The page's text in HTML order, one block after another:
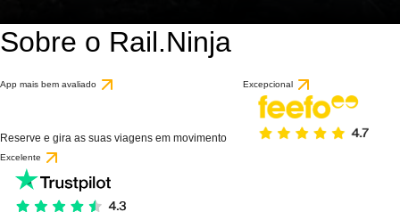
Sobre o Rail.Ninja
App mais bem avaliado
Reserve e gira as suas viagens em movimento
Excepcional
Excelente